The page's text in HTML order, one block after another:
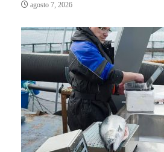
agosto 7, 2026